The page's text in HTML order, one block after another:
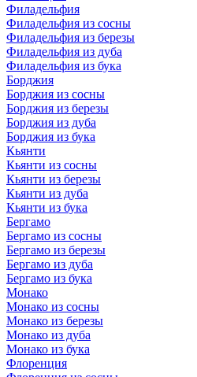
Филадельфия
Филадельфия из сосны
Филадельфия из березы
Филадельфия из дуба
Филадельфия из бука
Борджия
Борджия из сосны
Борджия из березы
Борджия из дуба
Борджия из бука
Кьянти
Кьянти из сосны
Кьянти из березы
Кьянти из дуба
Кьянти из бука
Бергамо
Бергамо из сосны
Бергамо из березы
Бергамо из дуба
Бергамо из бука
Монако
Монако из сосны
Монако из березы
Монако из дуба
Монако из бука
Флоренция